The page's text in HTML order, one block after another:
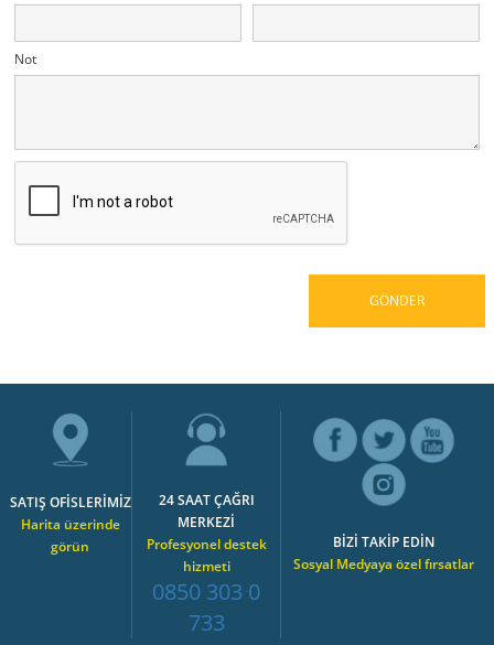
Not
SATIŞ OFİSLERİMİZ
Harita üzerinde
görün
24 SAAT ÇAĞRI
MERKEZİ
Profesyonel destek
hizmeti
0850 303 0
733
BİZİ TAKİP EDİN
Sosyal Medyaya özel fırsatlar